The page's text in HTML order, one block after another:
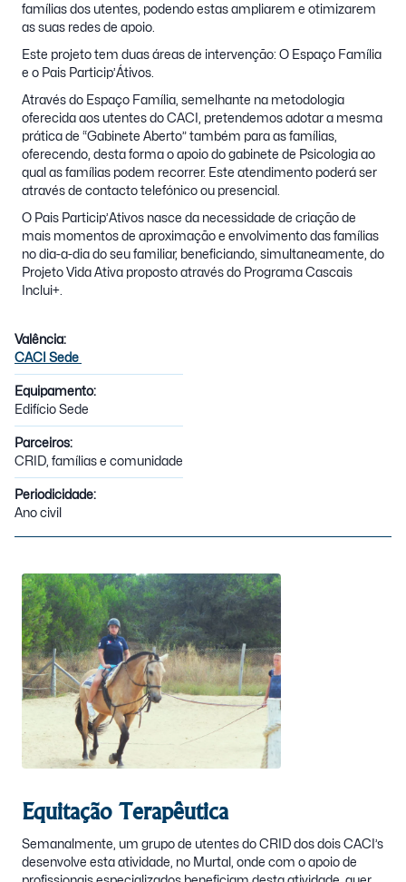
famílias dos utentes, podendo estas ampliarem e otimizarem
as suas redes de apoio.
Este projeto tem duas áreas de intervenção: O Espaço Família
e o Pais Particip’Átivos.
Através do Espaço Família, semelhante na metodologia
oferecida aos utentes do CACI, pretendemos adotar a mesma
prática de “Gabinete Aberto” também para as famílias,
oferecendo, desta forma o apoio do gabinete de Psicologia ao
qual as famílias podem recorrer. Este atendimento poderá ser
através de contacto telefónico ou presencial.
O Pais Particip’Ativos nasce da necessidade de criação de
mais momentos de aproximação e envolvimento das famílias
no dia-a-dia do seu familiar, beneficiando, simultaneamente, do
Projeto Vida Ativa proposto através do Programa Cascais
Inclui+.
Valência:
CACI Sede
Equipamento:
Edifício Sede
Parceiros:
CRID, famílias e comunidade
Periodicidade:
Ano civil
Equitação Terapêutica
Semanalmente, um grupo de utentes do CRID dos dois CACI’s
desenvolve esta atividade, no Murtal, onde com o apoio de